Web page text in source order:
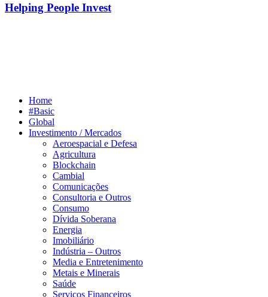
Helping People Invest
Home
#Basic
Global
Investimento / Mercados
Aeroespacial e Defesa
Agricultura
Blockchain
Cambial
Comunicações
Consultoria e Outros
Consumo
Dívida Soberana
Energia
Imobiliário
Indústria – Outros
Media e Entretenimento
Metais e Minerais
Saúde
Serviços Financeiros